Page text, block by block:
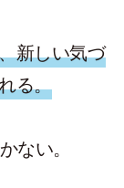
新しい気づ
る。
ない。